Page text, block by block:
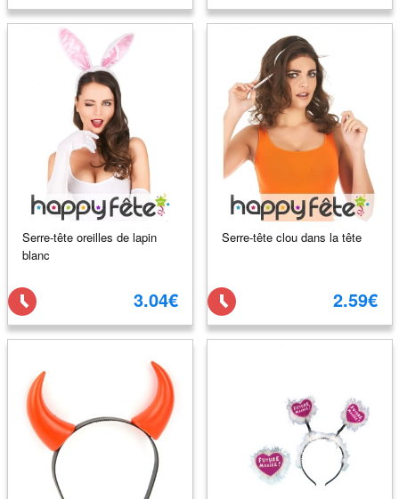
Serre-tête oreilles de lapin
blanc
3.04€
Serre-tête clou dans la tête
2.59€